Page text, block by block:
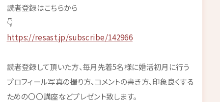
読者登録はこちらから
👇
https://resast.jp/subscribe/142966
読者登録して頂いた方、毎月先着5名様に婚活初月に行う
プロフィール写真の撮り方、コメントの書き方、印象良くする
ための〇〇講座などプレゼント致します。